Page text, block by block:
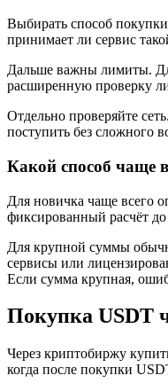
Выбирать способ
принимает ли сервис
Дальше важны лимиты.
расширенную проверку
Отдельно проверяйте
поступить без сложного
Какой способ чаще
Для новичка чаще всего
фиксированный расчёт
Для крупной суммы
сервисы или
Если сумма крупная,
Покупка USDT
Через криптобиржу
когда после покупки